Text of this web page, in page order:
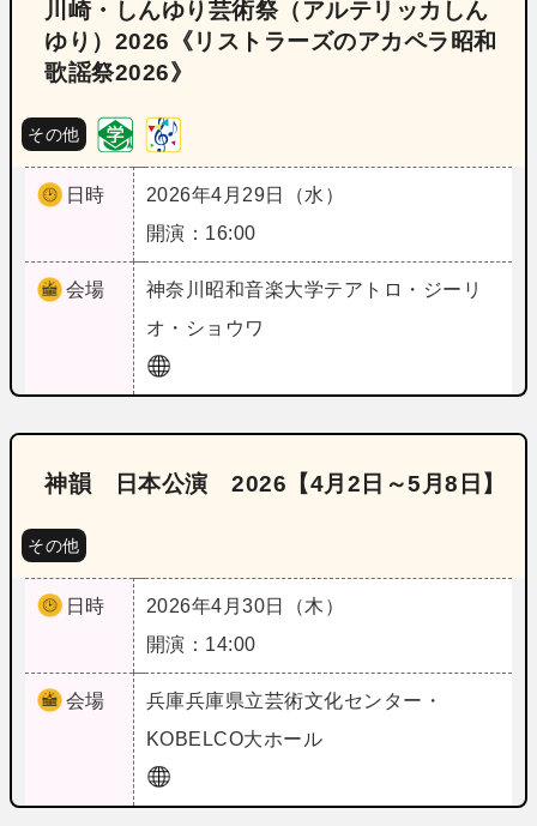
川崎・しんゆり芸術祭（アルテリッカしん
ゆり）2026《リストラーズのアカペラ昭和
歌謡祭2026》
その他
日時
2026年4月29日（水）
開演：16:00
会場 神奈川 昭和音楽大学テアトロ・ジーリ
オ・ショウワ
神韻 日本公演 2026【4月2日～5月8日】
その他
日時
2026年4月30日（木）
開演：14:00
会場 兵庫兵庫県立芸術文化センター・
KOBELCO大ホール